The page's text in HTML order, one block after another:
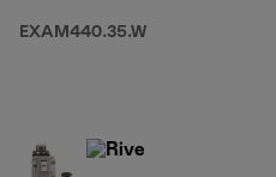
EXAM440.35.W